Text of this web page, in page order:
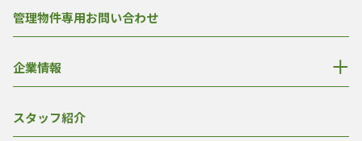
管理物件専用お問い合わせ
企業情報
スタッフ紹介